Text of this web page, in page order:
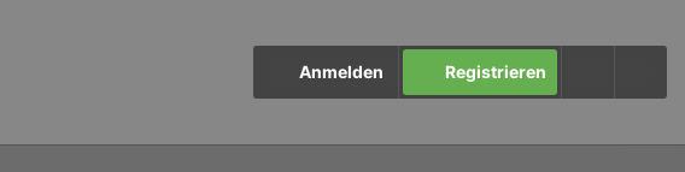
Anmelden Registrieren